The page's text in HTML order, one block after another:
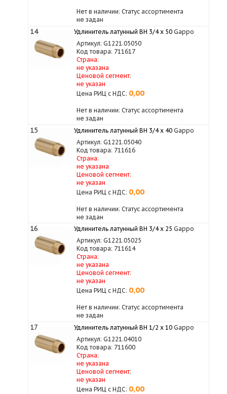
Нет в наличии: Статус ассортимента
не задан
14 Удлинитель латунный ВН 3/4 x 50Gappo
Артикул: G1221.05050
Код товара: 711617
Страна:
не указана
Ценовой сегмент:
не указан
Цена РИЦ с НДС: 0,00
Нет в наличии: Статус ассортимента
не задан
15 Удлинитель латунный ВН 3/4 x 40Gappo
Артикул: G1221.05040
Код товара: 711616
Страна:
не указана
Ценовой сегмент:
не указан
Цена РИЦ с НДС: 0,00
Нет в наличии: Статус ассортимента
не задан
16 Удлинитель латунный ВН 3/4 x 25 Gappo
Артикул: G1221.05025
Код товара: 711614
Страна:
не указана
Ценовой сегмент:
не указан
Цена РИЦ с НДС: 0,00
Нет в наличии: Статус ассортимента
не задан
17 Удлинитель латунный ВН 1/2 х 10Gappo
Артикул: G1221.04010
Код товара: 711600
Страна:
не указана
Ценовой сегмент:
не указан
Цена РИЦ с НДС: 0,00